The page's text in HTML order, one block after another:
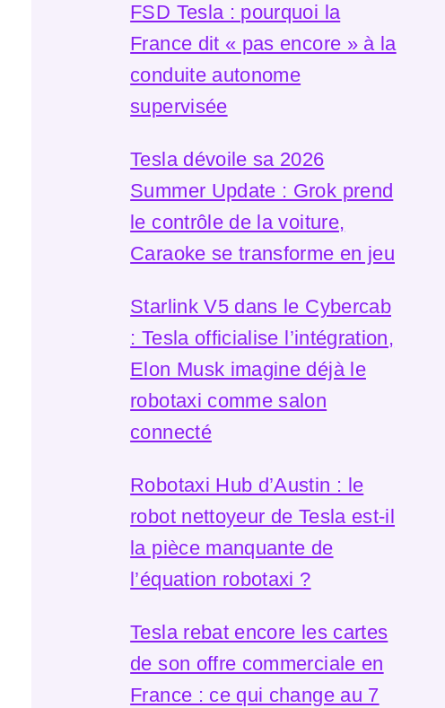
FSD Tesla : pourquoi la
France dit « pas encore » à la
conduite autonome
supervisée
Tesla dévoile sa 2026
Summer Update : Grok prend
le contrôle de la voiture,
Caraoke se transforme en jeu
Starlink V5 dans le Cybercab
: Tesla officialise l’intégration,
Elon Musk imagine déjà le
robotaxi comme salon
connecté
Robotaxi Hub d’Austin : le
robot nettoyeur de Tesla est-il
la pièce manquante de
l’équation robotaxi ?
Tesla rebat encore les cartes
de son offre commerciale en
France : ce qui change au 7